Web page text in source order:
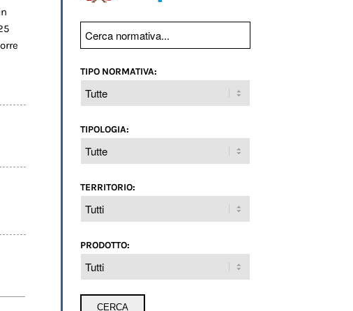
TIPO NORMATIVA:
TIPOLOGIA:
TERRITORIO:
PRODOTTO: